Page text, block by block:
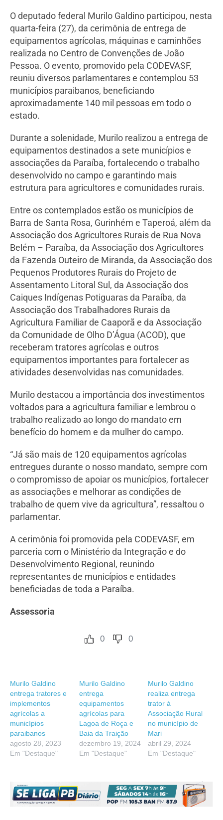
O deputado federal Murilo Galdino participou, nesta
quarta-feira (27), da cerimônia de entrega de
equipamentos agrícolas, máquinas e caminhões
realizada no Centro de Convenções de João
Pessoa. O evento, promovido pela CODEVASF,
reuniu diversos parlamentares e contemplou 53
municípios paraibanos, beneficiando
aproximadamente 140 mil pessoas em todo o
estado.
Durante a solenidade, Murilo realizou a entrega de
equipamentos destinados a sete municípios e
associações da Paraíba, fortalecendo o trabalho
desenvolvido no campo e garantindo mais
estrutura para agricultores e comunidades rurais.
Entre os contemplados estão os municípios de
Barra de Santa Rosa, Gurinhém e Taperoá, além da
Associação dos Agricultores Rurais de Rua Nova
Belém – Paraíba, da Associação dos Agricultores
da Fazenda Outeiro de Miranda, da Associação dos
Pequenos Produtores Rurais do Projeto de
Assentamento Litoral Sul, da Associação dos
Caiques Indígenas Potiguaras da Paraíba, da
Associação dos Trabalhadores Rurais da
Agricultura Familiar de Caaporã e da Associação
da Comunidade de Olho D’Água (ACOD), que
receberam tratores agrícolas e outros
equipamentos importantes para fortalecer as
atividades desenvolvidas nas comunidades.
Murilo destacou a importância dos investimentos
voltados para a agricultura familiar e lembrou o
trabalho realizado ao longo do mandato em
benefício do homem e da mulher do campo.
“Já são mais de 120 equipamentos agrícolas
entregues durante o nosso mandato, sempre com
o compromisso de apoiar os municípios, fortalecer
as associações e melhorar as condições de
trabalho de quem vive da agricultura”, ressaltou o
parlamentar.
A cerimônia foi promovida pela CODEVASF, em
parceria com o Ministério da Integração e do
Desenvolvimento Regional, reunindo
representantes de municípios e entidades
beneficiadas de toda a Paraíba.
Assessoria
0 0
Murilo Galdino
entrega tratores e
implementos
agrícolas a
municípios
paraibanos
agosto 28, 2023
Em "Destaque"
Murilo Galdino
entrega
equipamentos
agrícolas para
Lagoa de Roça e
Baia da Traição
dezembro 19, 2024
Em "Destaque"
Murilo Galdino
realiza entrega
trator à
Associação Rural
no município de
Mari
abril 29, 2024
Em "Destaque"